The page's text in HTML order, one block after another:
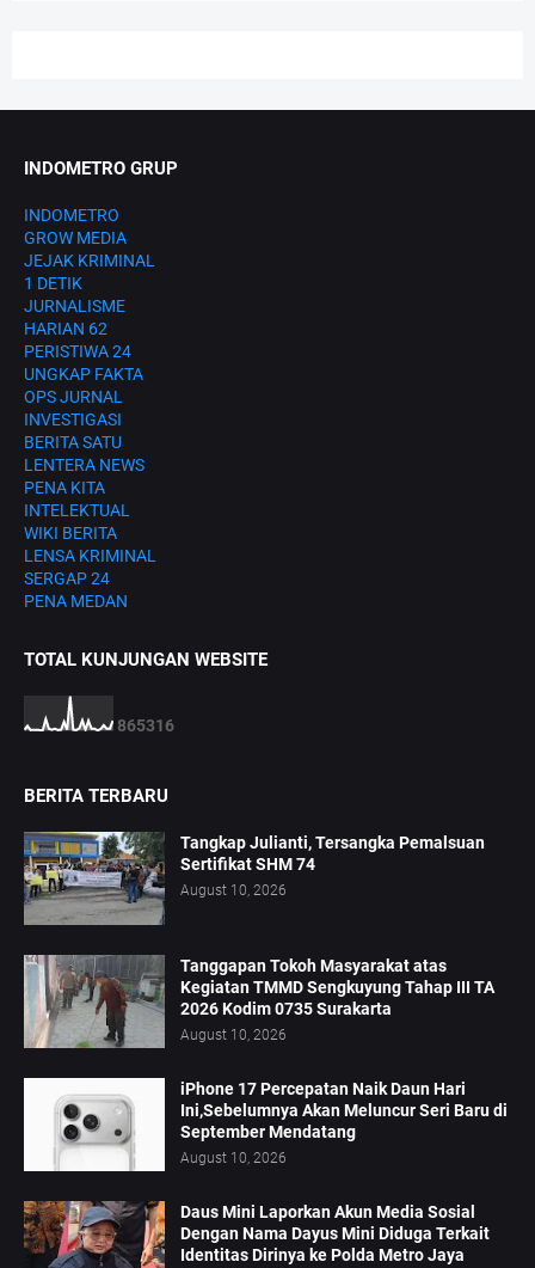
INDOMETRO GRUP
INDOMETRO
GROW MEDIA
JEJAK KRIMINAL
1 DETIK
JURNALISME
HARIAN 62
PERISTIWA 24
UNGKAP FAKTA
OPS JURNAL
INVESTIGASI
BERITA SATU
LENTERA NEWS
PENA KITA
INTELEKTUAL
WIKI BERITA
LENSA KRIMINAL
SERGAP 24
PENA MEDAN
TOTAL KUNJUNGAN WEBSITE
865316
BERITA TERBARU
Tangkap Julianti, Tersangka Pemalsuan
Sertifikat SHM 74
August 10, 2026
Tanggapan Tokoh Masyarakat atas
Kegiatan TMMD Sengkuyung Tahap III TA
2026 Kodim 0735 Surakarta
August 10, 2026
iPhone 17 Percepatan Naik Daun Hari
Ini,Sebelumnya Akan Meluncur Seri Baru di
September Mendatang
August 10, 2026
Daus Mini Laporkan Akun Media Sosial
Dengan Nama Dayus Mini Diduga Terkait
Identitas Dirinya ke Polda Metro Jaya